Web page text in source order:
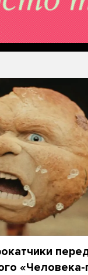
«Человека-